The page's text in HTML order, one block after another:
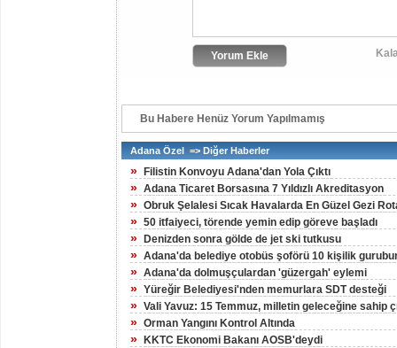
Bu Habere Henüz Yorum Yapılmamış
Adana Özel => Diğer Haberler
» Filistin Konvoyu Adana'dan Yola Çıktı
» Adana Ticaret Borsasına 7 Yıldızlı Akreditasyon
» Obruk Şelalesi Sıcak Havalarda En Güzel Gezi
» 50 itfaiyeci, törende yemin edip göreve başladı
» Denizden sonra gölde de jet ski tutkusu
» Adana'da belediye otobüs şoförü 10 kişilik gurubun
» Adana'da dolmuşçulardan 'güzergah' eylemi
» Yüreğir Belediyesi'nden memurlara SDT desteği
» Vali Yavuz: 15 Temmuz, milletin geleceğine sahip
» Orman Yangını Kontrol Altında
» KKTC Ekonomi Bakanı AOSB'deydi